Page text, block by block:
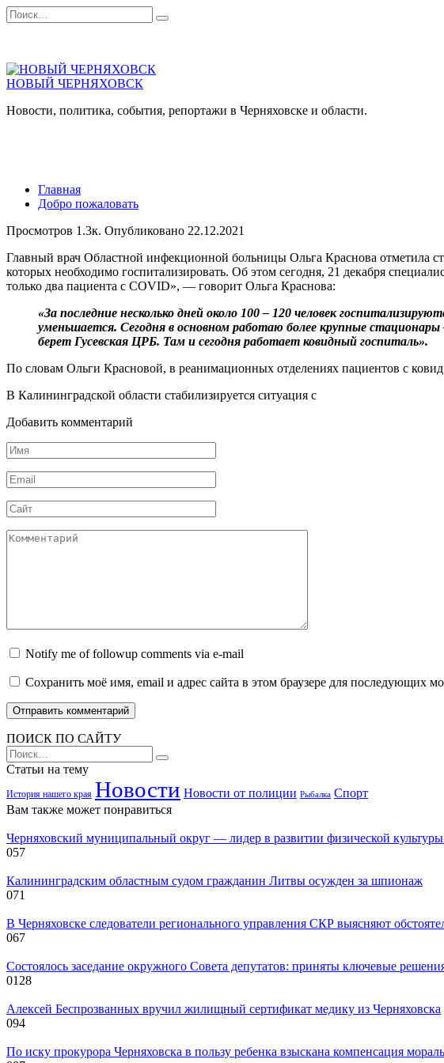
Перейти
к
Search
for:
НОВЫЙ ЧЕРНЯХОВСК
Новости, политика, события, репортажи в Черняховске и области.
Главная
Добро пожаловать
Просмотров 1.3к. Опубликовано 22.12.2021
Главный врач Областной инфекционной больницы Ольга Краснова отметила
которых необходимо госпитализировать. Об этом сегодня, 21 декабря
только два пациента с COVID», — говорит Ольга Краснова:
«За последние несколько дней около 100 – 120 человек
уменьшается. Сегодня в основном работаю более крупные
берет Гусевская ЦРБ. Там и сегодня работает ковидный госпиталь».
По словам Ольги Красновой, в реанимационных отделениях пациентов с
В Калининградской области стабилизируется ситуация с
Добавить комментарий
Имя
Email
Сайт
Комментарий
Notify me of followup comments via e-mail
Сохранить моё имя, email и адрес сайта в этом браузере для последующих
ПОИСК ПО САЙТУ
Search
for:
Статьи на тему
История нашего края Новости Новости от полиции Рыбалка Спорт
Вам также может понравиться
Черняховский муниципальный округ — лидер в развитии физической
057
Калининградским областным судом гражданин Литвы осужден за шпионаж
071
В Черняховске следователи регионального управления СКР выясняют
067
Состоялось заседание окружного Совета депутатов: приняты ключевые
0128
Алексей Беспрозванных вручил жилищный сертификат медику из Черняховска
094
По иску прокурора Черняховска в пользу ребенка взыскана компенсация